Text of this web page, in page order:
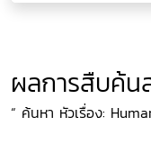
ผลการสืบค้น
“ ค้นหา หัวเรื่อง: